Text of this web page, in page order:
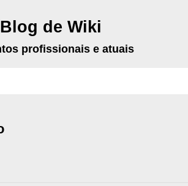
Blog de Wiki
profissionais e atuais